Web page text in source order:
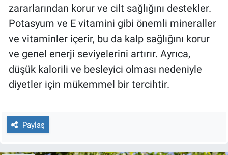
zararlarından korur ve cilt sağlığını destekler.
Potasyum ve E vitamini gibi önemli mineraller
ve vitaminler içerir, bu da kalp sağlığını korur
ve genel enerji seviyelerini artırır. Ayrıca,
düşük kalorili ve besleyici olması nedeniyle
diyetler için mükemmel bir tercihtir.
Paylaş